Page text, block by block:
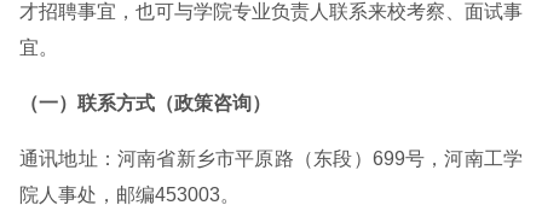
才招聘事宜，也可与学院专业负责人联系来校考察、面试事
宜。
（一）联系方式（政策咨询）
通讯地址：河南省新乡市平原路（东段）699号，河南工学
院人事处，邮编453003。